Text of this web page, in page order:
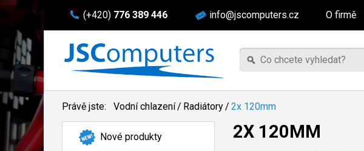
(+420) 776 389 446 info@jscomputers.cz O firmě
Právě jste: Vodní chlazení/ Radiátory/ 2x 120mm
Nové produkty 2X 120MM